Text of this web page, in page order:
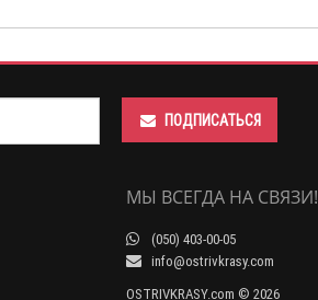
ПОДПИСАТЬСЯ
МЫ ВСЕГДА НА СВЯЗИ!
(050) 403-00-05
info@ostrivkrasy.com
OSTRIVKRASY.com © 2026